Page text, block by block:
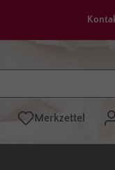
Merkzettel